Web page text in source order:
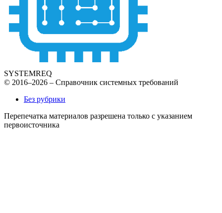
SYSTEMREQ
© 2016–2026 – Справочник системных требований
Без рубрики
Перепечатка материалов разрешена только с указанием
первоисточника